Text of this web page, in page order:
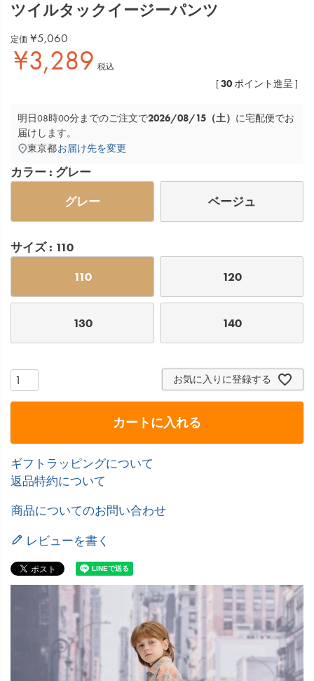
ツイルタックイージーパンツ
定価 ¥5,060
¥3,289 税込
[30ポイント進呈 ]
明日08時00分までのご注文で2026/08/15（土） に宅配便でお
届けします。
東京都お届け先を変更
カラー グレー
グレー ベージュ
サイズ 110
110 120
130 140
お気に入りに登録する
カートに入れる
ギフトラッピングについて
返品特約について
商品についてのお問い合わせ
レビューを書く